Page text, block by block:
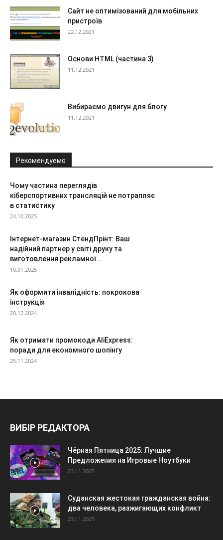
Сайт не оптимізований для мобільних
пристроїв
22.12.2021
Основи HTML (частина 3)
11.12.2021
Вибираємо двигун для блогу
11.12.2021
Рекомендуемо
Чому частина переглядів
кіберспортивних трансляцій не потрапляє
в статистику
24.10.2025
Інтернет-магазин СтендПрінт: Ваш
надійний партнер у світі друку та
виготовлення рекламної...
10.01.2025
Як оформити інвалідність: покрокова
інструкція
20.12.2024
Як отримати промокоди AliExpress:
поради для економного шопінгу
25.11.2024
ВИБІР РЕДАКТОРА
Чёрная Пятница 2025: Лучшие
Предложения на Игровые Ноутбуки
23.11.2025
Суданская жестокая гражданская война:
два человека, разжигающих конфликт
23.11.2025